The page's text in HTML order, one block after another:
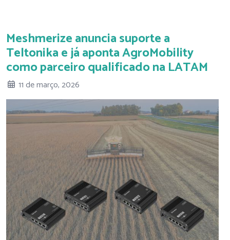
Meshmerize anuncia suporte a
Teltonika e já aponta AgroMobility
como parceiro qualificado na LATAM
11 de março, 2026